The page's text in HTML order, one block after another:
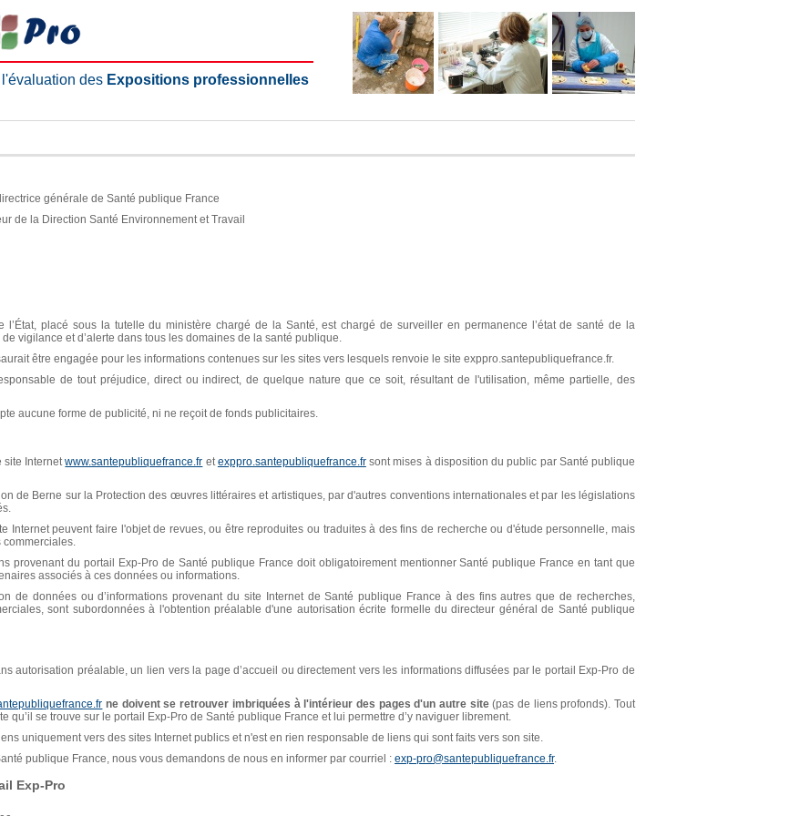
des Expositions professionnelles
générale de Santé publique France
de la Direction Santé Environnement et Travail
l’État, placé sous la tutelle du ministère chargé de la Santé, est chargé de surveiller en permanence l’état de santé de la
vigilance et d’alerte dans tous les domaines de la santé publique.
être engagée pour les informations contenues sur les sites vers lesquels renvoie le site exppro.santepubliquefrance.fr.
de tout préjudice, direct ou indirect, de quelque nature que ce soit, résultant de l'utilisation, même partielle, des
aucune forme de publicité, ni ne reçoit de fonds publicitaires.
site Internetwww.santepubliquefrance.fr etexppro.santepubliquefrance.frsont mises à disposition du public par Santé publique
de Berne sur la Protection des œuvres littéraires et artistiques, par d'autres conventions internationales et par les législations
Internet peuvent faire l'objet de revues, ou être reproduites ou traduites à des fins de recherche ou d'étude personnelle, mais
commerciales.
provenant du portail Exp-Pro de Santé publique France doit obligatoirement mentionner Santé publique France en tant que
associés à ces données ou informations.
de données ou d’informations provenant du site Internet de Santé publique France à des fins autres que de recherches,
sont subordonnées à l'obtention préalable d'une autorisation écrite formelle du directeur général de Santé publique
autorisation préalable, un lien vers la page d’accueil ou directement vers les informations diffusées par le portail Exp-Pro de
ne doivent se retrouver imbriquées à l'intérieur des pages d'un autre site(pas de liens profonds). Tout
qu’il se trouve sur le portail Exp-Pro de Santé publique France et lui permettre d’y naviguer librement.
uniquement vers des sites Internet publics et n'est en rien responsable de liens qui sont faits vers son site.
publique France, nous vous demandons de nous en informer par courriel : exp-pro@santepubliquefrance.fr.
Exp-Pro